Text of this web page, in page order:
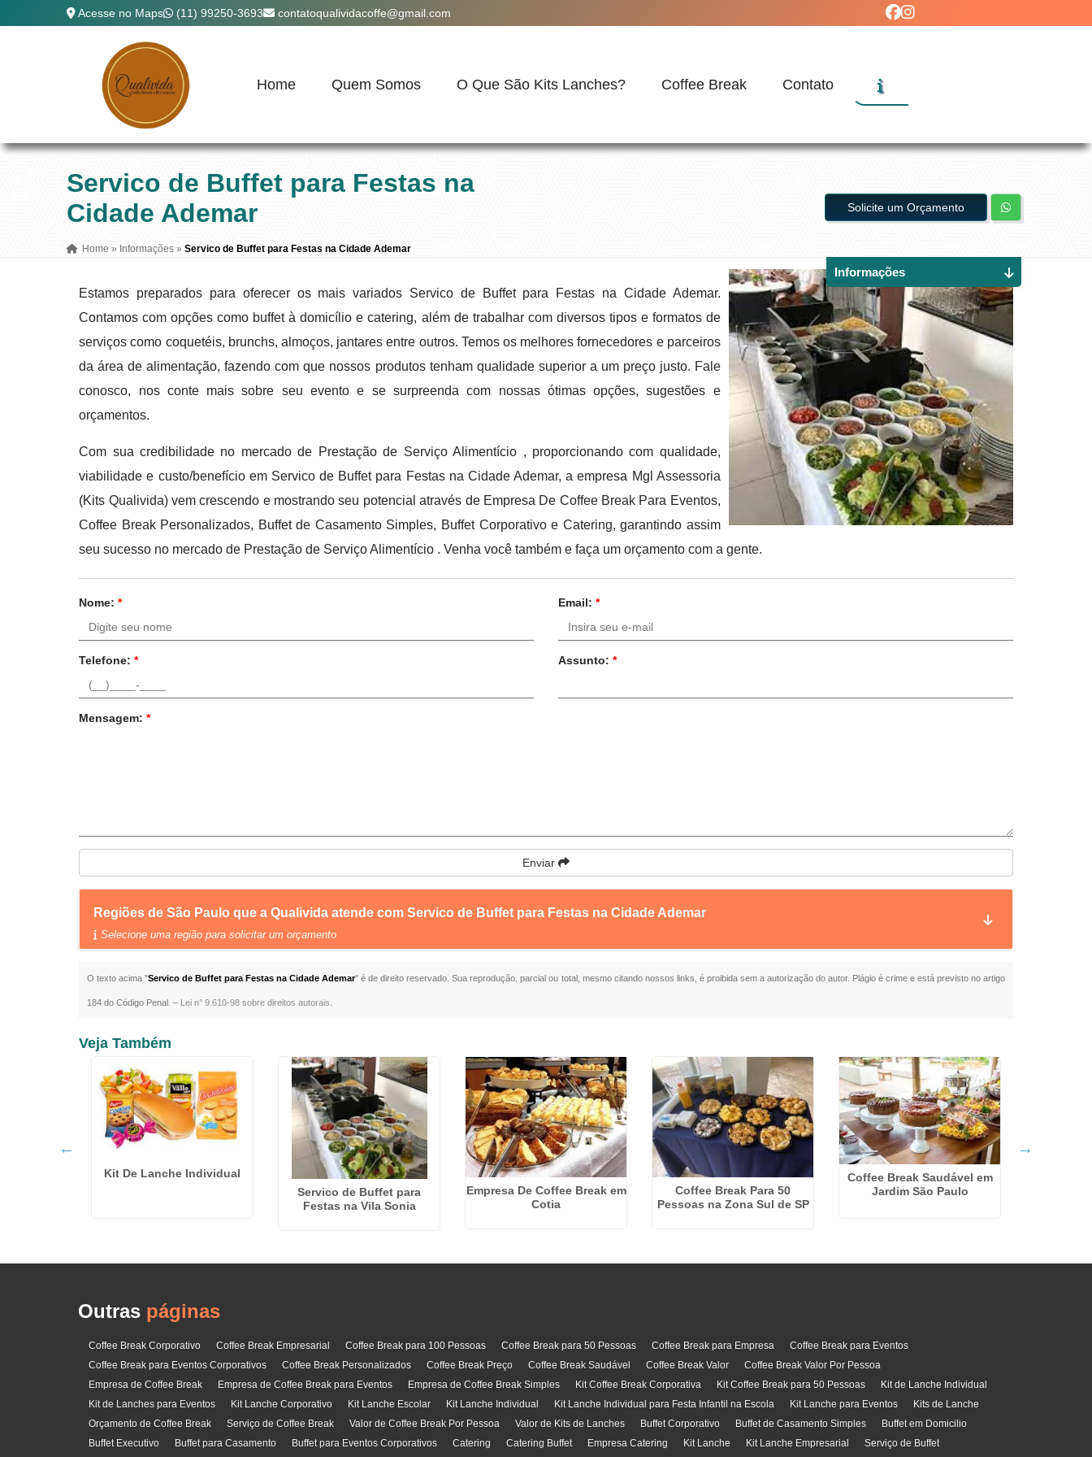
Acesse no Maps (11) 99250-3693 contatoqualividacoffe@gmail.com
Home Quem Somos O Que São Kits Lanches? Coffee Break Contato
Servico de Buffet para Festas na
Cidade Ademar
Home » Informações »Servico de Buffet para Festas na Cidade Ademar
Solicite um Orçamento
Estamos preparados para oferecer os mais variados Servico de Buffet para Festas na Cidade Ademar.
Contamos com opções como buffet à domicílio e catering, além de trabalhar com diversos tipos e formatos de
serviços como coquetéis, brunchs, almoços, jantares entre outros. Temos os melhores fornecedores e parceiros
da área de alimentação, fazendo com que nossos produtos tenham qualidade superior a um preço justo. Fale
conosco, nos conte mais sobre seu evento e se surpreenda com nossas ótimas opções, sugestões e
orçamentos.
Com sua credibilidade no mercado de Prestação de Serviço Alimentício , proporcionando com qualidade,
viabilidade e custo/benefício em Servico de Buffet para Festas na Cidade Ademar, a empresa Mgl Assessoria
(Kits Qualivida) vem crescendo e mostrando seu potencial através de Empresa De Coffee Break Para Eventos,
Coffee Break Personalizados, Buffet de Casamento Simples, Buffet Corporativo e Catering, garantindo assim
seu sucesso no mercado de Prestação de Serviço Alimentício . Venha você também e faça um orçamento com a gente.
Nome:* Email: *
Telefone:* Assunto: *
Mensagem:*
Enviar
Regiões de São Paulo que a Qualivida atende com Servico de Buffet para Festas na Cidade Ademar
Selecione uma região para solicitar um orçamento
O texto acima "Servico de Buffet para Festas na Cidade Ademar" é de direito reservado. Sua reprodução, parcial ou total, mesmo citando nossos links, é proibida sem a autorização do autor. Plágio é crime e está previsto no artigo
184 do Código Penal. – Lei n° 9.610-98 sobre direitos autorais
Informações
Veja Também
Kit De Lanche Individual
Servico de Buffet para
Festas na Vila Sonia
Empresa De Coffee Break em
Cotia
Coffee Break Para 50
Pessoas na Zona Sul de SP
Coffee Break Saudável em
Jardim São Paulo
Outras páginas
Coffee Break Corporativo Coffee Break Empresarial Coffee Break para 100 Pessoas Coffee Break para 50 Pessoas Coffee Break para Empresa
Coffee Break para Eventos
Coffee Break para Eventos Corporativos
Coffee Break Personalizados Coffee Break Preço Coffee Break Saudável Coffee Break Valor
Coffee Break Valor Por Pessoa
Empresa de Coffee Break
Empresa de Coffee Break para Eventos Empresa de Coffee Break Simples Kit Coffee Break Corporativa Kit Coffee Break para 50 Pessoas
Kit de Lanche Individual
Kit de Lanches para Eventos
Kit Lanche Corporativo Kit Lanche Escolar Kit Lanche Individual Kit Lanche Individual para Festa Infantil na Escola Kit Lanche para Eventos
Kits de Lanche
Orçamento de Coffee Break
Serviço de Coffee Break Valor de Coffee Break Por Pessoa Valor de Kits de Lanches Buffet Corporativo Buffet de Casamento Simples
Buffet em Domicilio
Buffet Executivo
Buffet para Casamento Buffet para Eventos Corporativos Catering Catering Buffet Empresa Catering Kit Lanche Kit Lanche Empresarial Serviço de Buffet